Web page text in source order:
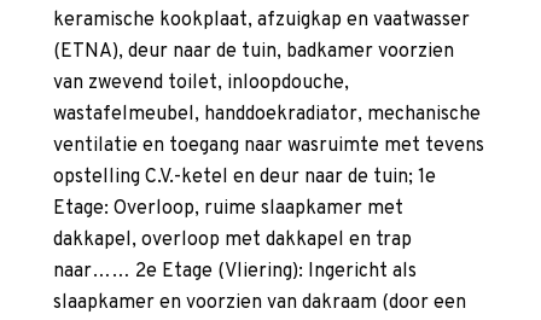
keramische kookplaat, afzuigkap en vaatwasser
(ETNA), deur naar de tuin, badkamer voorzien
van zwevend toilet, inloopdouche,
wastafelmeubel, handdoekradiator, mechanische
ventilatie en toegang naar wasruimte met tevens
opstelling C.V.-ketel en deur naar de tuin; 1e
Etage: Overloop, ruime slaapkamer met
dakkapel, overloop met dakkapel en trap
naar…… 2e Etage (Vliering): Ingericht als
slaapkamer en voorzien van dakraam (door een